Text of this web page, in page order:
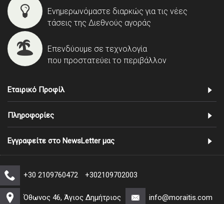
Ενημερωνόμαστε διαρκώς για τις νέες
τάσεις της Διεθνούς αγοράς
Επενδύουμε σε τεχνολογία
που προστατεύει το περιβάλλον
Εταιρικό Προφίλ
Πληροφορίες
Εγγραφείτε στο NewsLetter μας
+30 2109760472 +302109702003
Όθωνος 46, Άγιος Δημήτριος info@moraitis.com